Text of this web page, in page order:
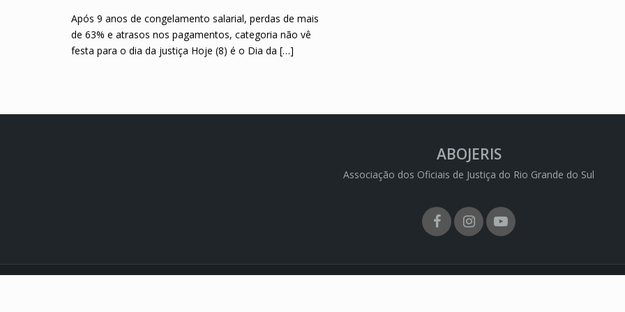
Após 9 anos de congelamento salarial, perdas de mais
de 63% e atrasos nos pagamentos, categoria não vê
festa para o dia da justiça Hoje (8) é o Dia da […]
ABOJERIS
Associação dos Oficiais de Justiça do Rio Grande do Sul
FacebookInstagram
Youtube